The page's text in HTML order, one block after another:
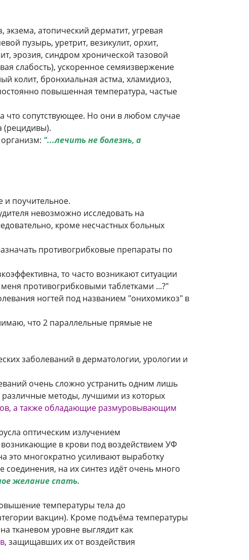
атопический дерматит, угревая
пузырь, уретрит, везикулит, орхит,
эрозия, синдром хронической тазовой
слабость), ускоренное семяизвержение
колит, бронхиальная астма, хламидиоз,
повышенная температура, частые
что сопутствующее. Но они в любом случае
(рецидивы).
"...лечить не болезнь, а
и поучительное.
невозможно исследовать на
кроме несчастных больных
противогрибковые препараты по
то часто возникают ситуации
противогрибковыми таблетками ...?"
ногтей под названием "онихомикоз" в
что 2 параллельные прямые не
заболеваний в дерматологии, урологии и
очень сложно устранить одним лишь
методы, лучшими из которых
а также обладающие размуровывающим
оптическим излучением
в крови под воздействием УФ
это многократно усиливают выработку
на их синтез идёт очень много
желание спать.
температуры тела до
вакцин). Кроме подъёма температуры
тканевом уровне выглядит как
, защищавших их от воздействия